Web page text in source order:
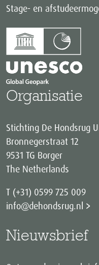
Stage- en
Organisatie
Stichting De Hondsrug
Bronnegerstraat 12
9531 TG Borger
The Netherlands
T (+31) 0599 725 009
info@dehondsrug.nl
Nieuwsbrief